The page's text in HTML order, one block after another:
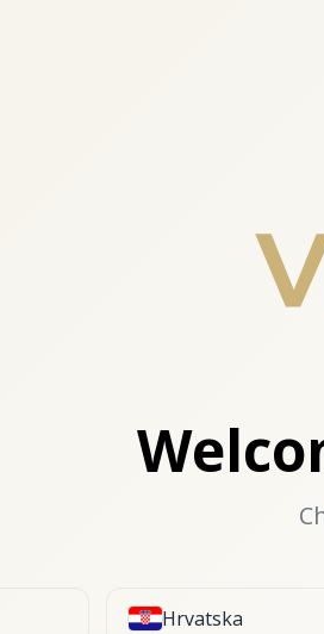
Hrvatska